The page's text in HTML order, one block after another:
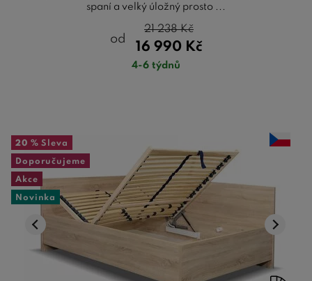
spaní a velký úložný prosto ...
od
16 990 Kč
21 238Kč
4-6 týdnů
20 % Sleva
Doporučujeme
Akce
Novinka